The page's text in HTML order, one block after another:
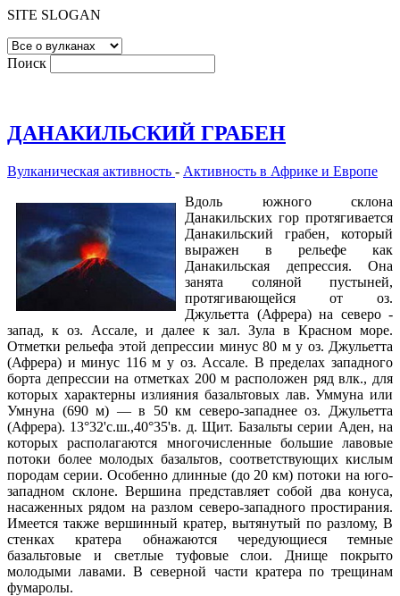
SITE SLOGAN
Поиск
ДАНАКИЛЬСКИЙ ГРАБЕН
Вулканическая активность - Активность в Африке и Европе
Вдоль южного склона
Данакильских гор протягивается
Данакильский грабен, который
выражен в рельефе как
Данакильская депрессия. Она
занята соляной пустыней,
протягивающейся от оз.
Джульетта (Афрера) на северо -
запад, к оз. Ассале, и далее к зал. Зула в Красном море.
Отметки рельефа этой депрессии минус 80 м у оз. Джульетта
(Афрера) и минус 116 м у оз. Ассале. В пределах западного
борта депрессии на отметках 200 м расположен ряд влк., для
которых характерны излияния базальтовых лав. Уммуна или
Умнуна (690 м) — в 50 км северо-западнее оз. Джульетта
(Афрера). 13°32'с.ш.,40°35'в. д. Щит. Базальты серии Аден, на
которых располагаются многочисленные большие лавовые
потоки более молодых базальтов, соответствующих кислым
породам серии. Особенно длинные (до 20 км) потоки на юго-
западном склоне. Вершина представляет собой два конуса,
насаженных рядом на разлом северо-западного простирания.
Имеется также вершинный кратер, вытянутый по разлому, В
стенках кратера обнажаются чередующиеся темные
базальтовые и светлые туфовые слои. Днище покрыто
молодыми лавами. В северной части кратера по трещинам
фумаролы.